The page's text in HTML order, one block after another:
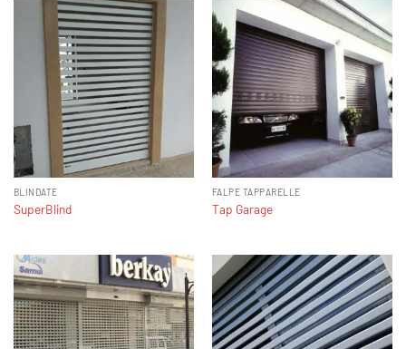
BLINDATE
SuperBlind
FALPE TAPPARELLE
Tap Garage